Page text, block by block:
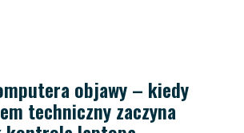
objawy – kiedy
techniczny zaczyna